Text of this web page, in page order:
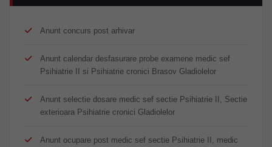
Anunt concurs post arhivar
Anunt calendar desfasurare probe examene medic sef
Psihiatrie II si Psihiatrie cronici Brasov Gladiolelor
Anunt selectie dosare medic sef sectie Psihiatrie II, Sectie
exterioara Psihiatrie cronici Gladiolelor
Anunt ocupare post medic sef sectie Psihiatrie II, medic